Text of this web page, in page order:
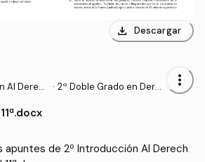
download Descargar
Al Derec
· 2º Doble Grado en Dere
more_vert
apuntes de 2º Introducción Al Derech